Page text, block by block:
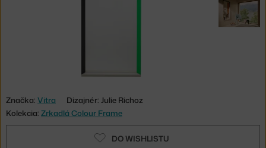
Značka: Vitra
Dizajnér: Julie Richoz
Kolekcia: Zrkadlá Colour Frame
DO WISHLISTU